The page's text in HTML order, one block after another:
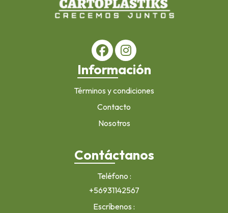
Información
Términos y condiciones
Contacto
Nosotros
Contáctanos
Teléfono
+56931142567
Escríbenos